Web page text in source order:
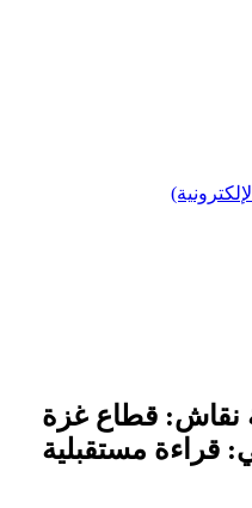
نقاش: قطاع غزة
قراءة مستقبلية